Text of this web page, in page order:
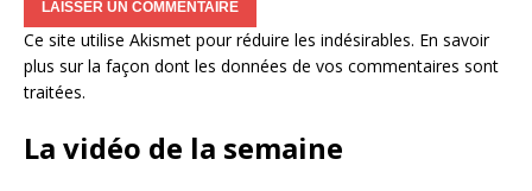
Ce site utilise Akismet pour réduire les indésirables. En savoir
plus sur la façon dont les données de vos commentaires sont
traitées.
La vidéo de la semaine